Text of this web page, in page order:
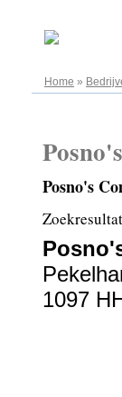
Home »
Posno's
1097